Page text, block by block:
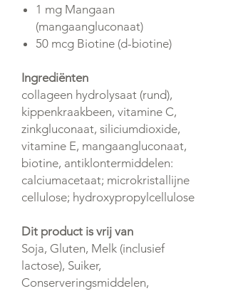
1 mg Mangaan
(mangaangluconaat)
50 mcg Biotine (d-biotine)
Ingrediënten
collageen hydrolysaat (rund),
kippenkraakbeen, vitamine C,
zinkgluconaat, siliciumdioxide,
vitamine E, mangaangluconaat,
biotine, antiklontermiddelen:
calciumacetaat; microkristallijne
cellulose; hydroxypropylcellulose
Dit product is vrij van
Soja, Gluten, Melk (inclusief
lactose), Suiker,
Conserveringsmiddelen,